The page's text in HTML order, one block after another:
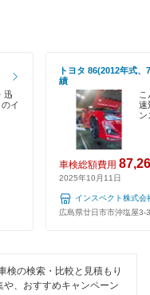
迅
イ
トヨタ 86(2012年式
績
速
ン
車検総額費用
2025年10月11日
インスペクト株式会
広島県廿日市市沖塩屋3-
検の検索・比較と見積もり
、おすすめキャンペーン